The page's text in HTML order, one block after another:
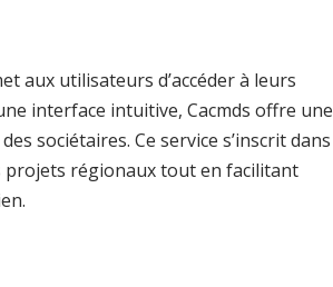
aux utilisateurs d’accéder à leurs
interface intuitive, Cacmds offre une
sociétaires. Ce service s’inscrit dans
projets régionaux tout en facilitant